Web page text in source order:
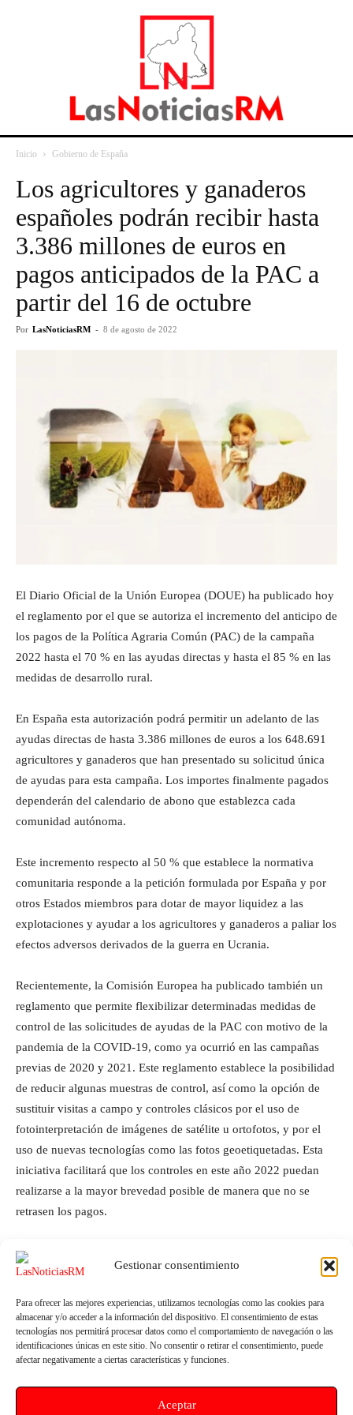
Gestionar consentimiento
Para ofrecer las mejores experiencias, utilizamos tecnologías como las cookies para
almacenar y/o acceder a la información del dispositivo. El consentimiento de estas
tecnologías nos permitirá procesar datos como el comportamiento de navegación o las
identificaciones únicas en este sitio. No consentir o retirar el consentimiento, puede
afectar negativamente a ciertas características y funciones.
Aceptar
Inicio Gobierno de España
Los agricultores y ganaderos
españoles podrán recibir hasta
3.386 millones de euros en
pagos anticipados de la PAC a
partir del 16 de octubre
Por LasNoticiasRM - 8 de agosto de 2022
El Diario Oficial de la Unión Europea (DOUE) ha publicado hoy
el reglamento por el que se autoriza el incremento del anticipo de
los pagos de la Política Agraria Común (PAC) de la campaña
2022 hasta el 70 % en las ayudas directas y hasta el 85 % en las
medidas de desarrollo rural.
En España esta autorización podrá permitir un adelanto de las
ayudas directas de hasta 3.386 millones de euros a los 648.691
agricultores y ganaderos que han presentado su solicitud única
de ayudas para esta campaña. Los importes finalmente pagados
dependerán del calendario de abono que establezca cada
comunidad autónoma.
Este incremento respecto al 50 % que establece la normativa
comunitaria responde a la petición formulada por España y por
otros Estados miembros para dotar de mayor liquidez a las
explotaciones y ayudar a los agricultores y ganaderos a paliar los
efectos adversos derivados de la guerra en Ucrania.
Recientemente, la Comisión Europea ha publicado también un
reglamento que permite flexibilizar determinadas medidas de
control de las solicitudes de ayudas de la PAC con motivo de la
pandemia de la COVID-19, como ya ocurrió en las campañas
previas de 2020 y 2021. Este reglamento establece la posibilidad
de reducir algunas muestras de control, así como la opción de
sustituir visitas a campo y controles clásicos por el uso de
fotointerpretación de imágenes de satélite u ortofotos, y por el
uso de nuevas tecnologías como las fotos geoetiquetadas. Esta
iniciativa facilitará que los controles en este año 2022 puedan
realizarse a la mayor brevedad posible de manera que no se
retrasen los pagos.
Artículo anterior
Convocada la cuarta edición del
Artículo siguiente